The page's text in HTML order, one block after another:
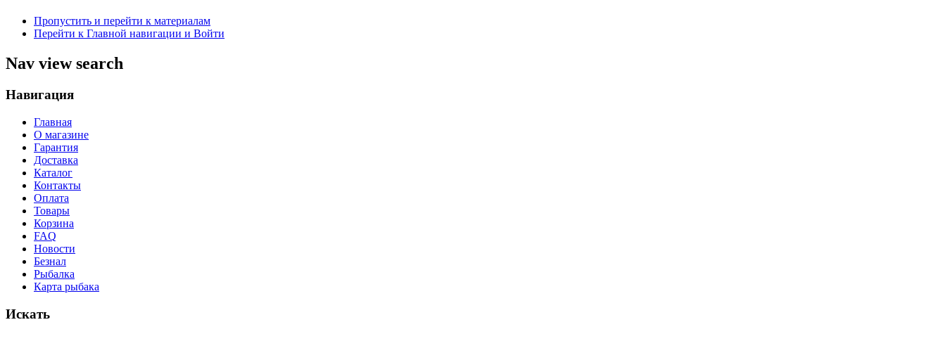
Пропустить и перейти к материалам
Перейти к Главной навигации и Войти
Nav view search
Навигация
Главная
О магазине
Гарантия
Доставка
Каталог
Контакты
Оплата
Товары
Корзина
FAQ
Новости
Безнал
Рыбалка
Карта рыбака
Искать